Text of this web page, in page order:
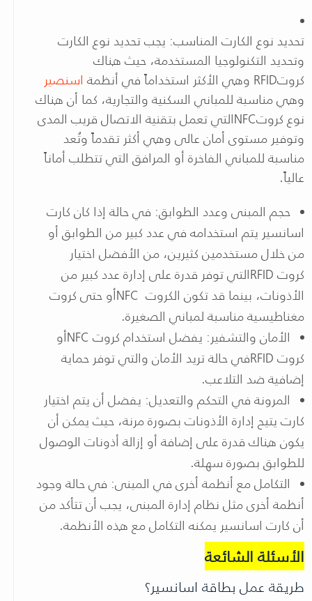
تحديد نوع الكارت المناسب: يجب تحديد نوع الكارت
وتحديد التكنولوجيا المستخدمة، حيث هناك
كروتRFID وهي الأكثر استخداماً في أنظمة اسنصير
وهي مناسبة للمباني السكنية والتجارية، كما أن هناك
نوع كروتNFCالتي تعمل بتقنية الاتصال قريب المدى
وتوفير مستوى أمان عالى وهي أكثر تقدماً وتُعد
مناسبة للمباني الفاخرة أو المرافق التي تتطلب أماناً
عالياً.
حجم المبنى وعدد الطوابق: في حالة إذا كان كارت
اسانسير يتم استخدامه في عدد كبير من الطوابق أو
من خلال مستخدمين كثيرين، من الأفضل اختيار
كروتRFIDالتي توفر قدرة على إدارة عدد كبير من
الأذونات، بينما قد تكون الكروت NFCأو حتى كروت
مغناطيسية مناسبة لمباني الصغيرة.
الأمان والتشفير: يفضل استخدام كروتNFCأو
كروتRFIDفي حالة تريد الأمان والتي توفر حماية
إضافية ضد التلاعب.
المرونة في التحكم والتعديل: يفضل أن يتم اختيار
كارت يتيح إدارة الأذونات بصورة مرنة، حيث يمكن أن
يكون هناك قدرة على إضافة أو إزالة أذونات الوصول
للطوابق بصورة سهلة.
التكامل مع أنظمة أخرى في المبنى: في حالة وجود
أنظمة أخرى مثل نظام إدارة المبنى، يجب أن تتأكد من
أن كارت اسانسير يمكنه التكامل مع هذه الأنظمة.
الأسئلة الشائعة
طريقة عمل بطاقة اسانسير؟